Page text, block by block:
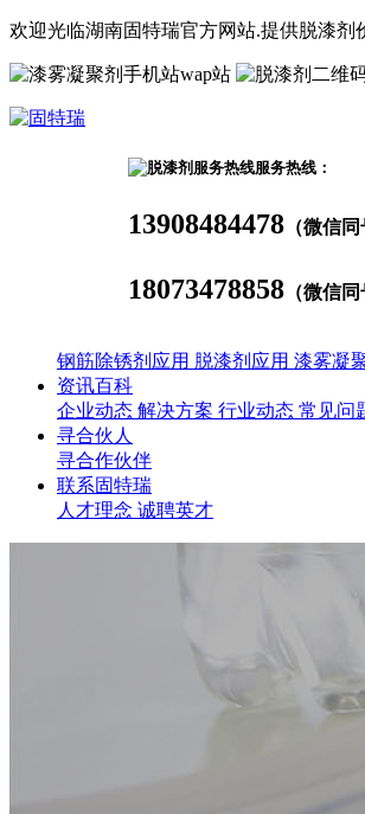
欢迎光临湖南固特瑞官方网站.提供脱漆剂
wap站
服务热线：
13908484478 （微信同
18073478858 （微信同
钢筋除锈剂应用 脱漆剂应用 漆雾凝
资讯百科
企业动态 解决方案 行业动态 常见问
寻合伙人
寻合作伙伴
联系固特瑞
人才理念 诚聘英才